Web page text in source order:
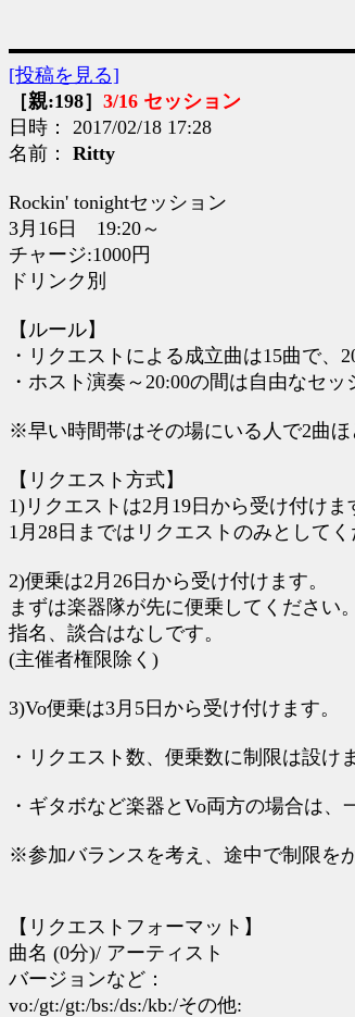
[投稿を見る]
［親:198］ 3/16 セッション
日時： 2017/02/18 17:28
名前： Ritty
Rockin' tonightセッション
3月16日 19:20～
チャージ:1000円
ドリンク別
【ルール】
・リクエストによる成立曲は15曲で、
・ホスト演奏～20:00の間は自由なセッ
※早い時間帯はその場にいる人で2曲ほ
【リクエスト方式】
1)リクエストは2月19日から受け付けま
1月28日まではリクエストのみとしてく
2)便乗は2月26日から受け付けます。
まずは楽器隊が先に便乗してください。
指名、談合はなしです。
(主催者権限除く)
3)Vo便乗は3月5日から受け付けます。
・リクエスト数、便乗数に制限は設け
・ギタボなど楽器とVo両方の場合は
※参加バランスを考え、途中で制限を
【リクエストフォーマット】
曲名 (0分)/ アーティスト
バージョンなど：
vo:/gt:/gt:/bs:/ds:/kb:/その他: